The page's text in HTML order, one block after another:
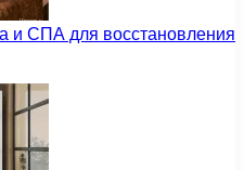
и СПА для восстановления